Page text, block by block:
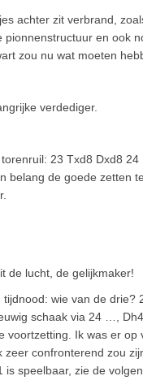
achter zit verbrand,
pionnenstructuur en ook
zou nu wat moeten
verdediger.
23 Txd8 Dxd8
belang de goede zetten
de lucht, de gelijkmaker!
wie van de
schaak via 24 …,
voortzetting. Ik was er
zeer confronterend zou
is speelbaar, zie de